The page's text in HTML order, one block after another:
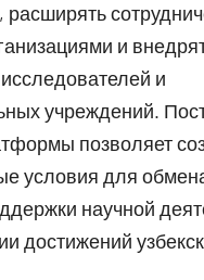
расширять
и
и
учреждений.
позволяет
условия для
научной
достижений